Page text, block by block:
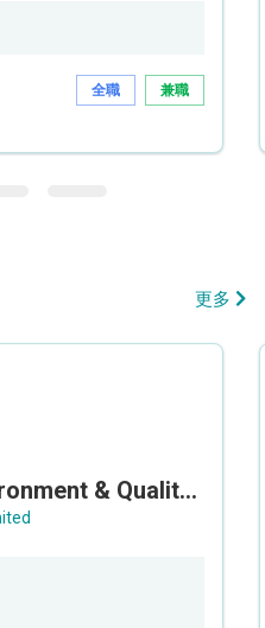
全職 兼職
更多
Health Safety, Environment & Quality Assurance Officer (Maternity cover – 5 months contract)